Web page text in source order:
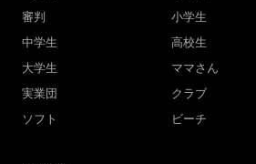
審判
小学生
中学生
高校生
大学生
ママさん
実業団
クラブ
ソフト
ビーチ